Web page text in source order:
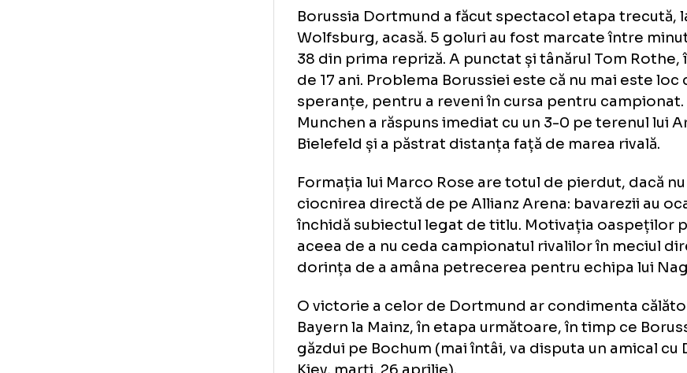
Pontul zilei
Foto: Profimedia
Borussia Dortmund a făcut spectacol etapa
Wolfsburg, acasă. 5 goluri au fost marcate
38 din prima repriză. A punctat și tânărul Tom
de 17 ani. Problema Borussiei este că nu mai
speranțe, pentru a reveni în cursa pentru
Munchen a răspuns imediat cu un 3-0 pe
Bielefeld și a păstrat distanța față de marea
ciocnirea directă de pe Allianz Arena:
închidă subiectul legat de titlu. Motivația
aceea de a nu ceda campionatul rivalilor în